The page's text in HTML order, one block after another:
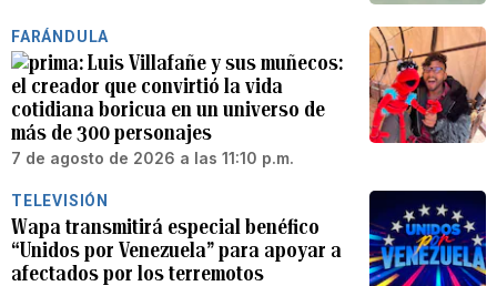
FARÁNDULA
Luis Villafañe y sus muñecos:
el creador que convirtió la vida
cotidiana boricua en un universo de
más de 300 personajes
7 de agosto de 2026 a las 11:10 p.m.
TELEVISIÓN
Wapa transmitirá especial benéfico
“Unidos por Venezuela” para apoyar a
afectados por los terremotos